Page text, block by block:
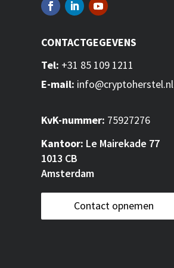
CONTACTGEGEVENS
Tel: +31 85 109 1211
E-mail: info@cryptoherstel.nl
KvK-nummer: 75927276
Kantoor: Le Mairekade 77
1013 CB
Amsterdam
Contact opnemen